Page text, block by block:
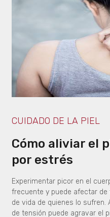
CUIDADO DE LA PIEL
Cómo aliviar el
por estrés
Experimentar picor en el
frecuente y puede afectar
de vida de quienes lo sufren.
de tensión puede agravar el